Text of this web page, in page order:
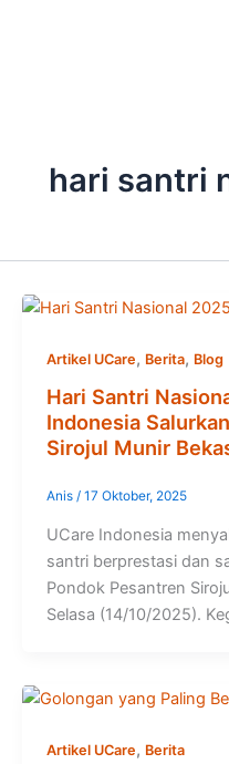
hari santri
Artikel UCare, Berita, Blog
Hari Santri
Indonesia
Sirojul Munir
Anis / 17 Oktober, 2025
UCare Indonesia
santri berprestasi dan
Pondok Pesantren
Selasa (14/10/2025).
Artikel UCare, Berita